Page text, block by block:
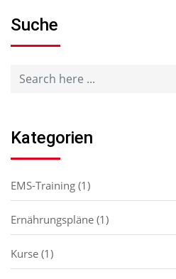
Suche
Kategorien
EMS-Training (1)
Ernährungspläne (1)
Kurse (1)